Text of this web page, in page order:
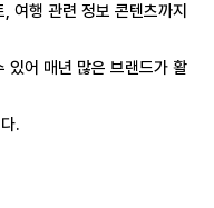
여행 관련 정보 콘텐츠까지
있어 매년 많은 브랜드가 활
.